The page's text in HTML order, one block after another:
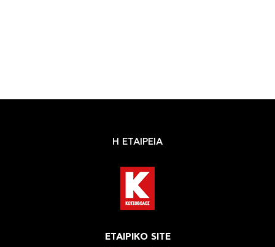
Η ΕΤΑΙΡΕΙΑ
ΕΤΑΙΡΙΚΟ SITE